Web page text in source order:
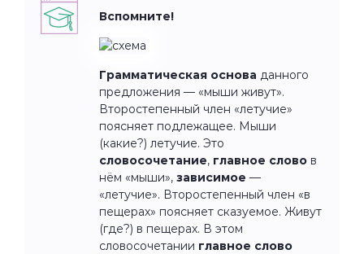
Вспомните!
Грамматическая основа данного
предложения — «мыши живут».
Второстепенный член «летучие»
поясняет подлежащее. Мыши
(какие?) летучие. Это
словосочетание, главное слово в
нём «мыши», зависимое —
«летучие». Второстепенный член «в
пещерах» поясняет сказуемое. Живут
(где?) в пещерах. В этом
словосочетании главное слово